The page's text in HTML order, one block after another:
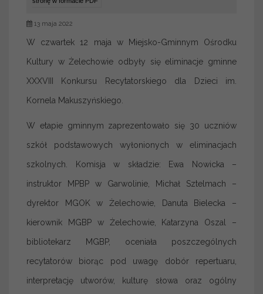
13 maja 2022
W czwartek 12 maja w Miejsko-Gminnym Ośrodku
Kultury w Żelechowie odbyły się eliminacje gminne
XXXVIII Konkursu Recytatorskiego dla Dzieci im.
Kornela Makuszyńskiego.
W etapie gminnym zaprezentowało się 30 uczniów
szkół podstawowych wyłonionych w eliminacjach
szkolnych. Komisja w składzie: Ewa Nowicka –
instruktor MPBP w Garwolinie, Michał Sztelmach –
dyrektor MGOK w Żelechowie, Danuta Bielecka –
kierownik MGBP w Żelechowie, Katarzyna Oszal –
bibliotekarz MGBP, oceniała poszczególnych
recytatorów biorąc pod uwagę dobór repertuaru,
interpretację utworów, kulturę słowa oraz ogólny